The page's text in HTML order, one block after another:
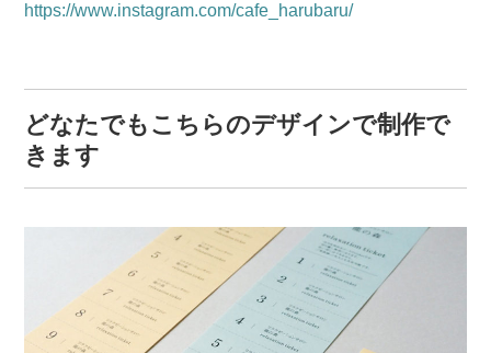
https://www.instagram.com/cafe_harubaru/
どなたでもこちらのデザインで制作で
きます